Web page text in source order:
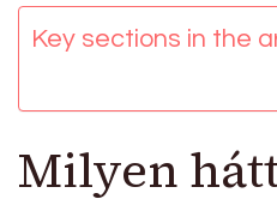
Key sections in the
Milyen